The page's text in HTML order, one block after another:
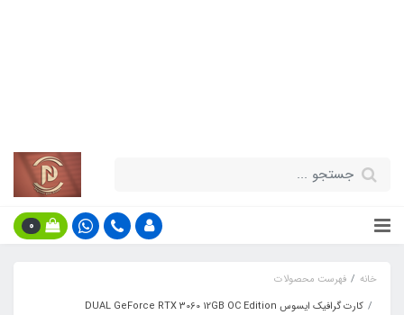
0
خانه
فهرست محصولات
کارت گرافیک ایسوس DUAL GeForce RTX 3060 12GB OC Edition